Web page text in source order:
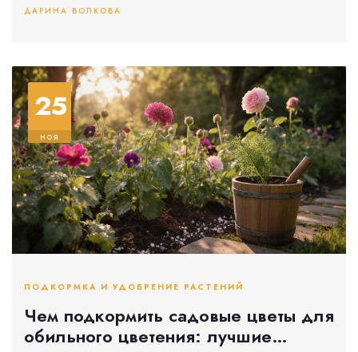
ДАРИНА ВОЛКОВА
25
ноя
ПОДКОРМКА И УДОБРЕНИЕ РАСТЕНИЙ
Чем подкормить садовые цветы для
обильного цветения: лучшие